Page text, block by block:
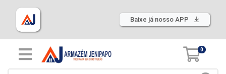
Baixe já nosso APP
0